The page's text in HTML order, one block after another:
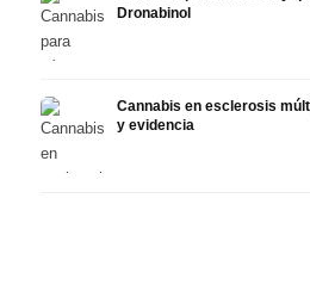
Dronabinol
Cannabis en esclerosis
y evidencia